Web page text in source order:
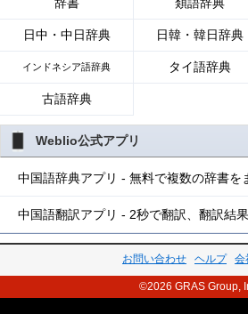
日中・中日辞典 日韓・韓日辞典
インドネシア語辞典 タイ語辞典
古語辞典
Weblio公式アプリ
中国語辞典アプリ - 無料で複数の辞書を
中国語翻訳アプリ - 2秒で翻訳、翻訳結
お問い合わせ ヘルプ 会
©2026 GRAS Group,